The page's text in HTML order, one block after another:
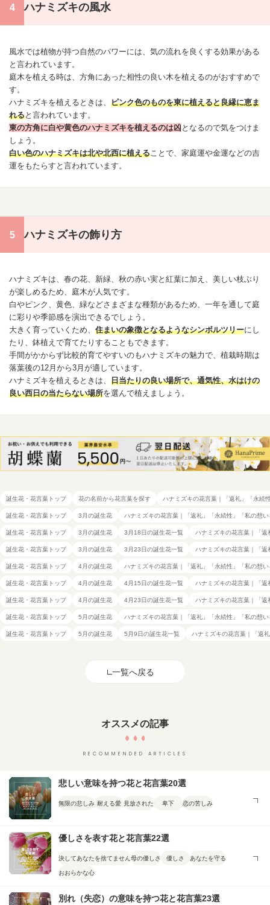
ハナミズキの風水
風水では植物が持つ自然のパワーには、気の流れを良くする効果がある
と言われています。
庭木を植える時は、方角にあった相性の良い木を植えるのがおすすめで
す。
ハナミズキを植えるときは、 ピンク色のものを東に植えると良縁に恵ま
れると言われています。
東の方角に白や黄色のハナミズキを植えるのは凶 となるので気をつけま
しょう。
白い色のハナミズキは北や北西に植えることで、家庭運や金運などの吉
運をもたらすと言われています。
ハナミズキの飾り方
ハナミズキは、春の花、新緑、秋の赤い実と紅葉に加え、美しい枝ぶり
が楽しめるため、庭木が人気です。
白やピンク、黄色、緑などさまざまな種類があるため、一年を通して庭
に彩りや季節感を演出できるでしょう。
大きく育っていくため、 住まいの象徴となるようなシンボルツリーにし
たり、鉢植えで育てたりすることもできます。
手間がかからず比較的育てやすいのもハナミズキの魅力で、植栽時期は
落葉後の12月から3月が適しています。
ハナミズキを植えるときは、 日当たりの良い場所で、通気性、水はけの
良い西日の当たらない場所を選んで植えましょう。
誕生花・花言葉トップ 花の名前から花言葉を探す ハナミズキの花言葉｜「返礼」「永続
誕生花・花言葉トップ 3月の誕生花 ハナミズキの花言葉｜「返礼」「永続性」「私の想
誕生花・花言葉トップ 3月の誕生花 3月18日の誕生花一覧 ハナミズキの花言葉｜「
誕生花・花言葉トップ 3月の誕生花 3月23日の誕生花一覧 ハナミズキの花言葉｜「
誕生花・花言葉トップ 4月の誕生花 ハナミズキの花言葉｜「返礼」「永続性」「私の想
誕生花・花言葉トップ 4月の誕生花 4月15日の誕生花一覧 ハナミズキの花言葉｜「
誕生花・花言葉トップ 4月の誕生花 4月23日の誕生花一覧 ハナミズキの花言葉｜「
誕生花・花言葉トップ 5月の誕生花 ハナミズキの花言葉｜「返礼」「永続性」「私の想
誕生花・花言葉トップ 5月の誕生花 5月9日の誕生花一覧 ハナミズキの花言葉｜「返
一覧へ戻る
オススメの記事
RECOMMENDED ARTICLES
悲しい意味を持つ花と花言葉20選
無限の悲しみ 耐える愛 見放された 卑下 恋の苦しみ
優しさを表す花と花言葉22選
決してあなたを捨てません 母の優しさ 優しさ あなたを守る
おおらかな心
別れ（失恋）の意味を持つ花と花言葉23選